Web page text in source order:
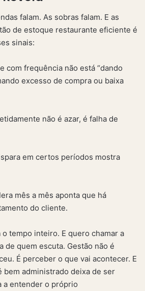
falam. As sobras falam. E as
de estoque restaurante eficiente é
sinais:
com frequência não está “dando
excesso de compra ou baixa
não é azar, é falha de
em certos períodos mostra
mês a mês aponta que há
do cliente.
tempo inteiro. E quero chamar a
de quem escuta. Gestão não é
É perceber o que vai acontecer. E
bem administrado deixa de ser
a entender o próprio